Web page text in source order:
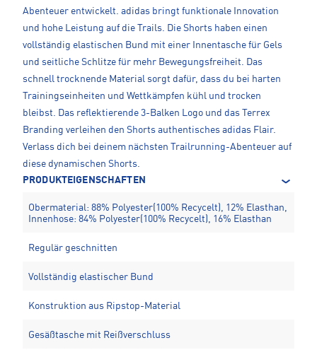
Abenteuer entwickelt. adidas bringt funktionale Innovation
und hohe Leistung auf die Trails. Die Shorts haben einen
vollständig elastischen Bund mit einer Innentasche für Gels
und seitliche Schlitze für mehr Bewegungsfreiheit. Das
schnell trocknende Material sorgt dafür, dass du bei harten
Trainingseinheiten und Wettkämpfen kühl und trocken
bleibst. Das reflektierende 3-Balken Logo und das Terrex
Branding verleihen den Shorts authentisches adidas Flair.
Verlass dich bei deinem nächsten Trailrunning-Abenteuer auf
diese dynamischen Shorts.
PRODUKTEIGENSCHAFTEN
Obermaterial: 88% Polyester(100% Recycelt), 12% Elasthan,
Innenhose: 84% Polyester(100% Recycelt), 16% Elasthan
Regulär geschnitten
Vollständig elastischer Bund
Konstruktion aus Ripstop-Material
Gesäßtasche mit Reißverschluss